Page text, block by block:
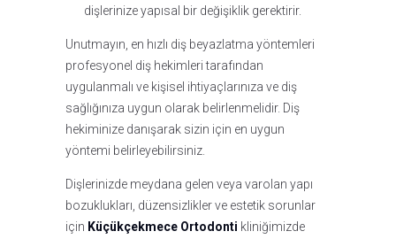
dişlerinize yapısal bir değişiklik gerektirir.
Unutmayın, en hızlı diş beyazlatma yöntemleri
profesyonel diş hekimleri tarafından
uygulanmalı ve kişisel ihtiyaçlarınıza ve diş
sağlığınıza uygun olarak belirlenmelidir. Diş
hekiminize danışarak sizin için en uygun
yöntemi belirleyebilirsiniz.
Dişlerinizde meydana gelen veya varolan yapı
bozuklukları, düzensizlikler ve estetik sorunlar
için Küçükçekmece Ortodonti kliniğimizde